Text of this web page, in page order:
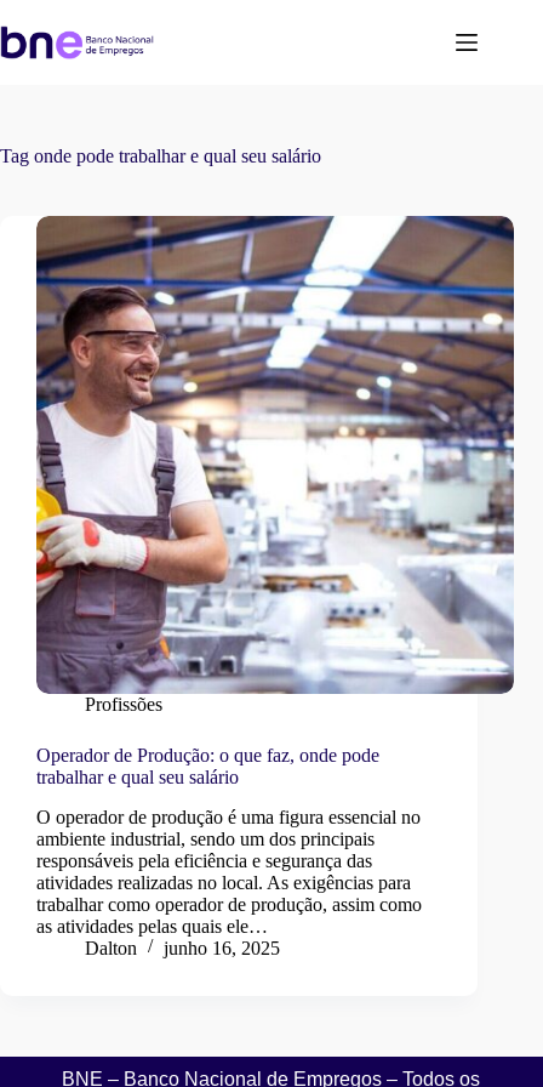
Tag onde pode trabalhar e qual seu salário
Profissões
Operador de Produção: o que faz, onde pode
trabalhar e qual seu salário
O operador de produção é uma figura essencial no
ambiente industrial, sendo um dos principais
responsáveis pela eficiência e segurança das
atividades realizadas no local. As exigências para
trabalhar como operador de produção, assim como
as atividades pelas quais ele…
Dalton
junho 16, 2025
BNE – Banco Nacional de Empregos – Todos os